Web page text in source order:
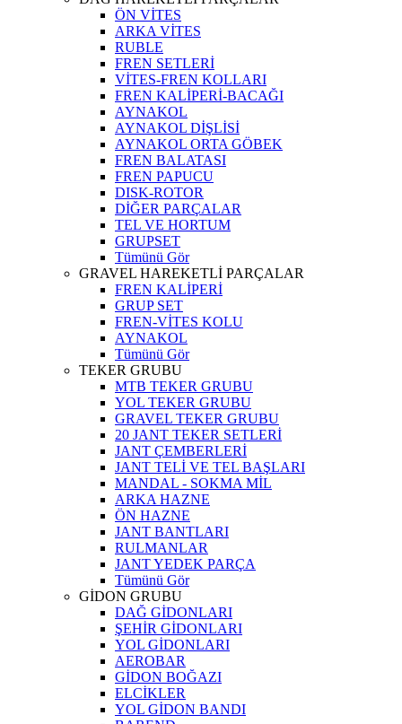
ÖN VİTES
ARKA VİTES
RUBLE
FREN SETLERİ
VİTES-FREN KOLLARI
FREN KALİPERİ-BACAĞI
AYNAKOL
AYNAKOL DİŞLİSİ
AYNAKOL ORTA GÖBEK
FREN BALATASI
FREN PAPUCU
DISK-ROTOR
DİĞER PARÇALAR
TEL VE HORTUM
GRUPSET
Tümünü Gör
GRAVEL HAREKETLİ PARÇALAR
FREN KALİPERİ
GRUP SET
FREN-VİTES KOLU
AYNAKOL
Tümünü Gör
TEKER GRUBU
MTB TEKER GRUBU
YOL TEKER GRUBU
GRAVEL TEKER GRUBU
20 JANT TEKER SETLERİ
JANT ÇEMBERLERİ
JANT TELİ VE TEL BAŞLARI
MANDAL - SOKMA MİL
ARKA HAZNE
ÖN HAZNE
JANT BANTLARI
RULMANLAR
JANT YEDEK PARÇA
Tümünü Gör
GİDON GRUBU
DAĞ GİDONLARI
ŞEHİR GİDONLARI
YOL GİDONLARI
AEROBAR
GİDON BOĞAZI
ELCİKLER
YOL GİDON BANDI